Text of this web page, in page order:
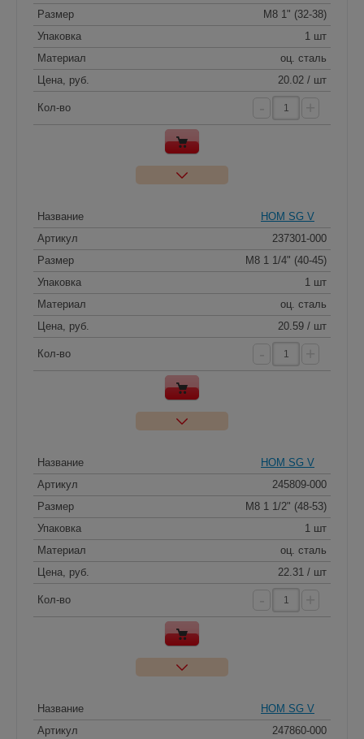
Размер
M8 1" (32-38)
Упаковка
1 шт
Материал
оц. сталь
Цена, руб.
20.02 / шт
Кол-во
Название
HOM SG V
Артикул
237301-000
Размер
M8 1 1/4" (40-45)
Упаковка
1 шт
Материал
оц. сталь
Цена, руб.
20.59 / шт
Кол-во
Название
HOM SG V
Артикул
245809-000
Размер
M8 1 1/2" (48-53)
Упаковка
1 шт
Материал
оц. сталь
Цена, руб.
22.31 / шт
Кол-во
Название
HOM SG V
Артикул
247860-000